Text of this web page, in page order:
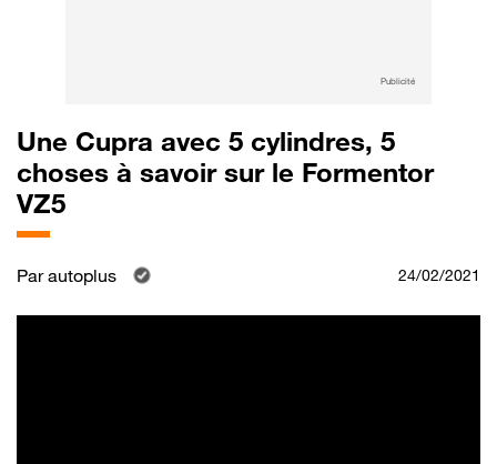
Publicité
Une Cupra avec 5 cylindres, 5
choses à savoir sur le Formentor
VZ5
Parautoplus 24/02/2021